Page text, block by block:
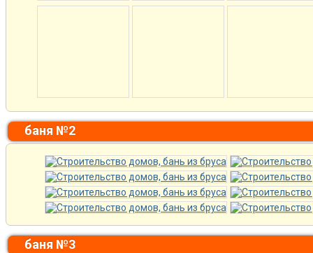
баня №2
баня №3